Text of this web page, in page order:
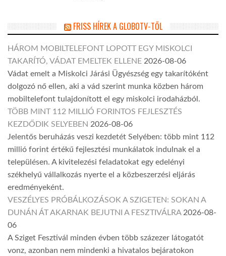
FRISS HÍREK A GLOBOTV-TŐL
HÁROM MOBILTELEFONT LOPOTT EGY MISKOLCI
TAKARÍTÓ, VÁDAT EMELTEK ELLENE 2026-08-06
Vádat emelt a Miskolci Járási Ügyészség egy takarítóként
dolgozó nő ellen, aki a vád szerint munka közben három
mobiltelefont tulajdonított el egy miskolci irodaházból.
TÖBB MINT 112 MILLIÓ FORINTOS FEJLESZTÉS
KEZDŐDIK SELYEBEN 2026-08-06
Jelentős beruházás veszi kezdetét Selyében: több mint 112
millió forint értékű fejlesztési munkálatok indulnak el a
településen. A kivitelezési feladatokat egy edelényi
székhelyű vállalkozás nyerte el a közbeszerzési eljárás
eredményeként.
VESZÉLYES PRÓBÁLKOZÁSOK A SZIGETEN: SOKAN A
DUNÁN ÁT AKARNAK BEJUTNI A FESZTIVÁLRA 2026-08-
06
A Sziget Fesztivál minden évben több százezer látogatót
vonz, azonban nem mindenki a hivatalos bejáratokon